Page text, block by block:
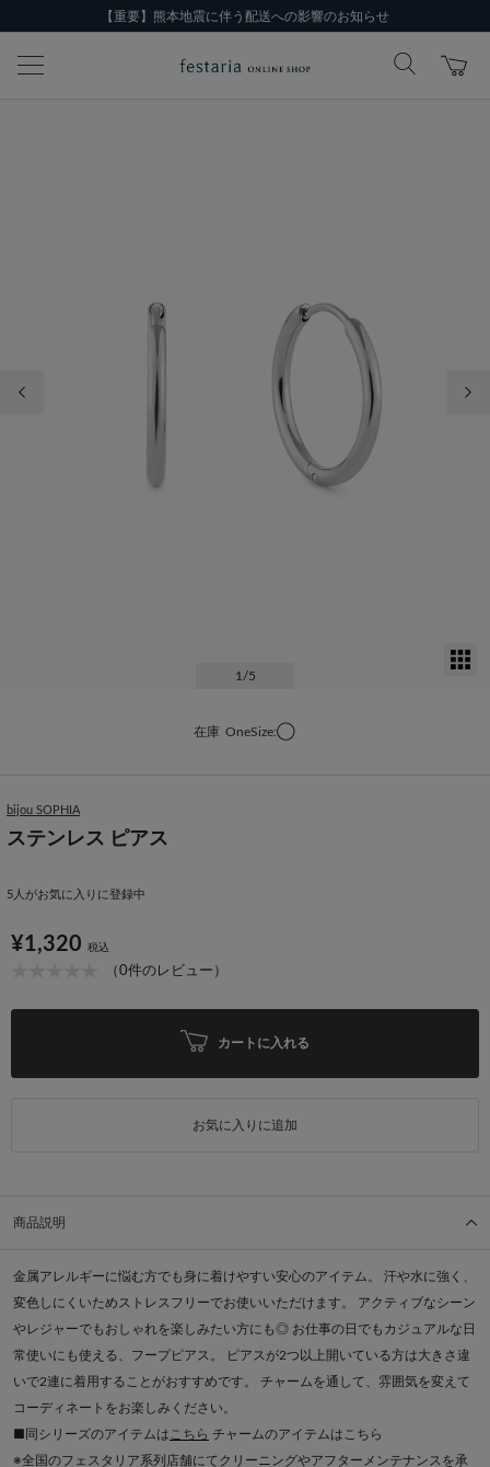
【重要】熊本地震に伴う配送への影響のお知らせ
1 /5
在庫 OneSize:◯
bijou SOPHIA
ステンレス ピアス
5 人がお気に入りに登録中
¥1,320 税込
（0件のレビュー）
カートに入れる
お気に入りに追加
商品説明
金属アレルギーに悩む方でも身に着けやすい安心のアイテム。 汗や水に強く、
変色しにくいためストレスフリーでお使いいただけます。 アクティブなシーン
やレジャーでもおしゃれを楽しみたい方にも◎ お仕事の日でもカジュアルな日
常使いにも使える、フープピアス。 ピアスが2つ以上開いている方は大きさ違
いで2連に着用することがおすすめです。 チャームを通して、雰囲気を変えて
コーディネートをお楽しみください。
■同シリーズのアイテムは こちら チャームのアイテムはこちら
※全国のフェスタリア系列店舗にてクリーニングやアフターメンテナンスを承